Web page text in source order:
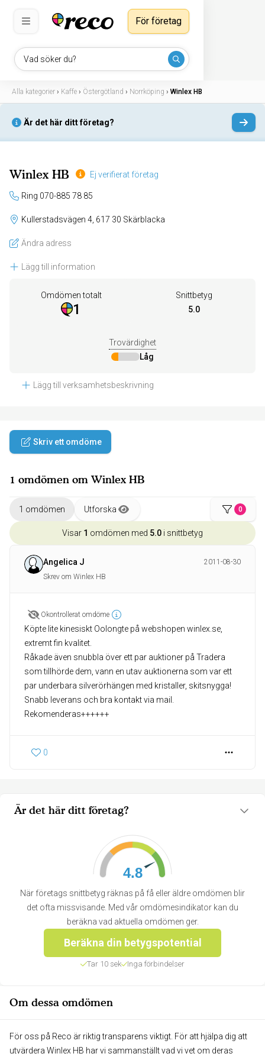
Vad söker du?
För företag
Alla kategorier › Kaffe › Östergötland › Norrköping › Winlex HB
Är det här ditt företag?
Winlex HB Ej verifierat företag
Ring 070-885 78 85
Kullerstadsvägen 4, 617 30 Skärblacka
Ändra adress
Lägg till information
Omdömen totalt
1
Snittbetyg
5.0
Trovärdighet
Låg
Lägg till verksamhetsbeskrivning
Är det här ditt företag?
4.8
När företags snittbetyg räknas på få eller äldre omdömen blir
det ofta missvisande. Med vår omdömesindikator kan du
beräkna vad aktuella omdömen ger.
Beräkna din betygspotential
Tar 10 sek Inga förbindelser
Om dessa omdömen
För oss på Reco är riktig transparens viktigt. För att hjälpa dig att
utvärdera Winlex HB har vi sammanställt vad vi vet om deras
Skriv ett omdöme
1 omdömen om Winlex HB
1 omdömen Utforska 0
Visar 1 omdömen med 5.0 i snittbetyg
Angelica J
2011-08-30
Skrev om Winlex HB
Okontrollerat omdöme
Köpte lite kinesiskt Oolongte på webshopen winlex.se,
extremt fin kvalitet.
Råkade även snubbla över ett par auktioner på Tradera
som tillhörde dem, vann en utav auktionerna som var ett
par underbara silverörhängen med kristaller, skitsnygga!
Snabb leverans och bra kontakt via mail.
Rekomenderas++++++
0